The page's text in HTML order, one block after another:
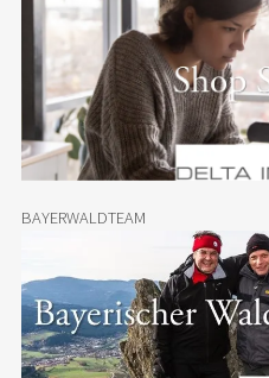
BAYERWALDTEAM